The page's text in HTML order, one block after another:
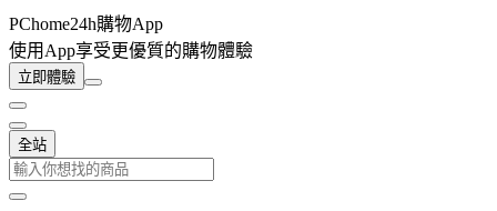
PChome24h購物App
使用App享受更優質的購物體驗
立即體驗
全站